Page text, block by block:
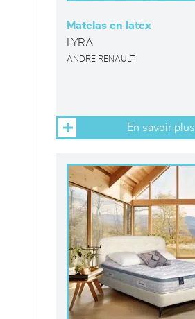
Matelas en latex
LYRA
ANDRE RENAULT
En savoir plus